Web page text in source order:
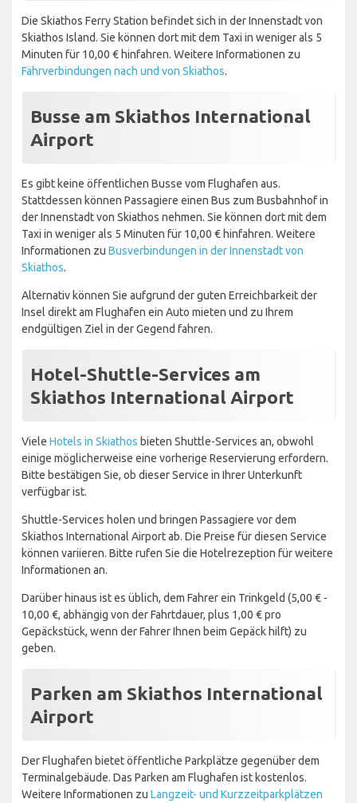
Die Skiathos Ferry Station befindet sich in der Innenstadt von
Skiathos Island. Sie können dort mit dem Taxi in weniger als 5
Minuten für 10,00 € hinfahren. Weitere Informationen zu
Fährverbindungen nach und von Skiathos.
Busse am Skiathos International
Airport
Es gibt keine öffentlichen Busse vom Flughafen aus.
Stattdessen können Passagiere einen Bus zum Busbahnhof in
der Innenstadt von Skiathos nehmen. Sie können dort mit dem
Taxi in weniger als 5 Minuten für 10,00 € hinfahren. Weitere
Informationen zu Busverbindungen in der Innenstadt von
Skiathos.
Alternativ können Sie aufgrund der guten Erreichbarkeit der
Insel direkt am Flughafen ein Auto mieten und zu Ihrem
endgültigen Ziel in der Gegend fahren.
Hotel-Shuttle-Services am
Skiathos International Airport
Viele Hotels in Skiathos bieten Shuttle-Services an, obwohl
einige möglicherweise eine vorherige Reservierung erfordern.
Bitte bestätigen Sie, ob dieser Service in Ihrer Unterkunft
verfügbar ist.
Shuttle-Services holen und bringen Passagiere vor dem
Skiathos International Airport ab. Die Preise für diesen Service
können variieren. Bitte rufen Sie die Hotelrezeption für weitere
Informationen an.
Darüber hinaus ist es üblich, dem Fahrer ein Trinkgeld (5,00 € -
10,00 €, abhängig von der Fahrtdauer, plus 1,00 € pro
Gepäckstück, wenn der Fahrer Ihnen beim Gepäck hilft) zu
geben.
Parken am Skiathos International
Airport
Der Flughafen bietet öffentliche Parkplätze gegenüber dem
Terminalgebäude. Das Parken am Flughafen ist kostenlos.
Weitere Informationen zu Langzeit- und Kurzzeitparkplätzen